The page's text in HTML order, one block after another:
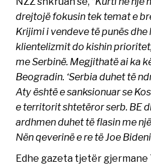
drejtojë fokusin tek temat e
Krijimi i vendeve të punës
klientelizmit do kishin
me Serbinë. Megjithatë ai ka
Beogradin. ‘Serbia duhet të
Aty është e sanksionuar se
e territorit shtetëror serb. BE
ardhmen duhet të flasin me
Nën qeverinë e re të Joe
Edhe gazeta tjetër gjermane